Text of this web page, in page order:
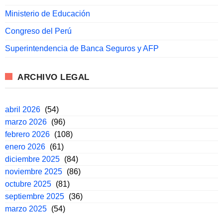
Ministerio de Educación
Congreso del Perú
Superintendencia de Banca Seguros y AFP
ARCHIVO LEGAL
abril 2026 (54)
marzo 2026 (96)
febrero 2026 (108)
enero 2026 (61)
diciembre 2025 (84)
noviembre 2025 (86)
octubre 2025 (81)
septiembre 2025 (36)
marzo 2025 (54)